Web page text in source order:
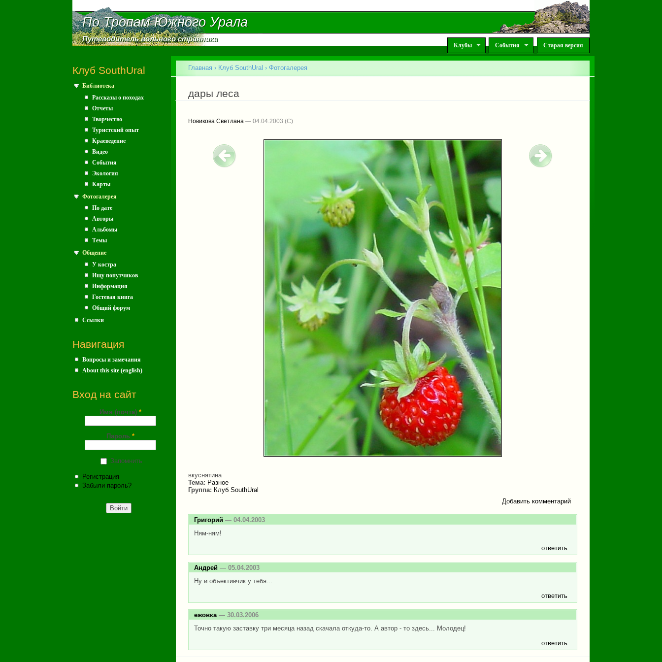
По Тропам Южного Урала
По Тропам Южного Урала
Путеводитель вольного странника
Путеводитель вольного странника
Клубы События Старая версия
Клуб SouthUral
Библиотека
Рассказы о походах
Отчеты
Творчество
Туристский опыт
Краеведение
Видео
События
Экология
Карты
Фотогалерея
По дате
Авторы
Альбомы
Темы
Общение
У костра
Ищу попутчиков
Информация
Гостевая книга
Общий форум
Ссылки
Навигация
Вопросы и замечания
About this site (english)
Вход на сайт
Имя (почта) *
Пароль *
Запомнить
Регистрация
Забыли пароль?
Вы здесь
Главная › Клуб SouthUral › Фотогалерея
дары леса
Новикова Светлана — 04.04.2003
вкуснятина
Тема: Разное
Группа: Клуб SouthUral
Добавить комментарий
Григорий — 04.04.2003
Ням-ням!
ответить
Андрей — 05.04.2003
Ну и объективчик у тебя...
ответить
ежовка — 30.03.2006
Точно такую заставку три месяца назад скачала откуда-то. А автор - то здесь... Молодец!
ответить